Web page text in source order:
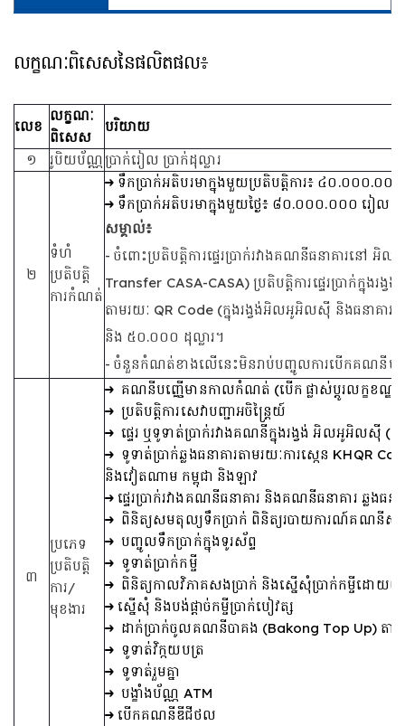
លក្ខណៈពិសេសនៃផលិតផល៖
លេខ
លក្ខណៈ
ពិសេស
បរិយាយ
១
រូបិយប័ណ្ណ ប្រាក់រៀល ប្រាក់ដុល្លារ
២
ទំហំ
ប្រតិបត្តិ
ការកំណត់
ទឹកប្រាក់អតិបរមាក្នុងមួយប្រតិបត្តិការ៖ ៤០.០០០.០
ទឹកប្រាក់អតិបរមាក្នុងមួយថ្ងៃ៖ ៨០.០០០.០០០ រៀល
សម្គាល់៖
- ចំពោះប្រតិបត្តិការផ្ទេរប្រាក់រវាងគណនីធនាគារន
Transfer CASA-CASA) ប្រតិបត្តិការផ្ទេរប្រាក់ក្នុ
តាមរយៈ QR Code (ក្នុងរង្វង់អិលអូអិលស៊ី និងធនាគា
និង ៥០.០០០ ដុល្លារ។
- ចំនួនកំណត់ខាងលើនេះមិនរាប់បញ្ចូលការបើកគណនីប
៣
ប្រភេទ
ប្រតិបត្តិ
ការ/
មុខងារ
គណនីបញ្ញើមានកាលកំណត់ (បើក ផ្លាស់ប្តូរលក្ខខណ្
ប្រតិបត្តិការសេវាបញ្ជាអចិន្រ្តៃយ៍
ផ្ទេរ ឬទូទាត់ប្រាក់រវាងគណនីក្នុងរង្វង់ អិលអូអិលស៊ី
ទូទាត់ប្រាក់ឆ្លងធនាគារតាមរយៈការស្កេន KHQR
និងវៀតណាម កម្ពុជា និងឡាវ
ផ្ទេរប្រាក់រវាងគណនីធនាគារ និងគណនីធនាគារ ឆ្លងធន
ពិនិត្យសមតុល្យទឹកប្រាក់ ពិនិត្យរបាយការណ៍គណនីស
បញ្ចូលទឹកប្រាក់ក្នុងទូរស័ព្ទ
ទូទាត់ប្រាក់កម្ចី
ពិនិត្យកាលវិភាគសងប្រាក់ និងស្នើសុំប្រាក់កម្ចីដោ
ស្នើសុំ និងបង់ផ្ដាច់កម្ចីប្រាក់បៀវត្ស
ដាក់ប្រាក់ចូលគណនីបាគង (Bakong Top Up) តា
ទូទាត់វិក្កយបត្រ
ទូទាត់រួមគ្នា
បង្ខាំងប័ណ្ណ ATM
បើកគណនីឌីជីថល